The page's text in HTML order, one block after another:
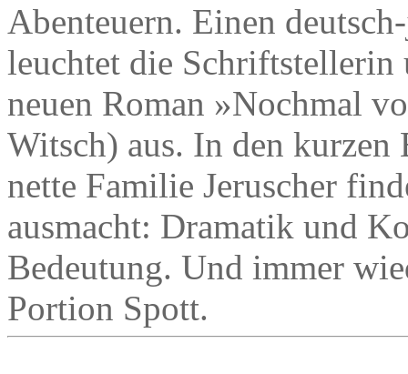
Abenteuern. Einen
leuchtet die
neuen Roman »Nochmal
Witsch) aus. In den kurzen
nette Familie Jeruscher
ausmacht: Dramatik und
Bedeutung. Und immer
Portion Spott.